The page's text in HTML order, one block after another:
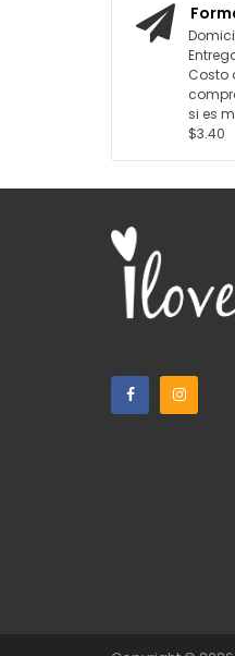
Costo
si es
$3.40